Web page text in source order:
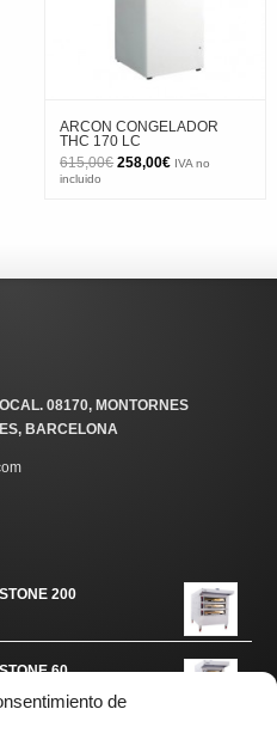
de
ARCON CONGELADOR
THC 170 LC
615,00€ El
precio
258,00€ElIVA no
incluido
. 08170, MONTORNES
BARCELONA
200
60